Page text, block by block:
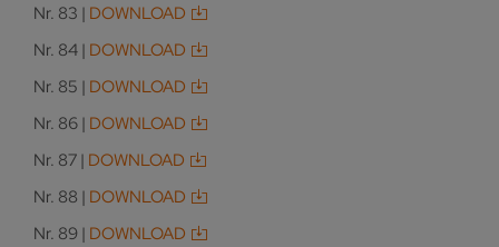
Nr. 83 | DOWNLOAD
Nr. 84 | DOWNLOAD
Nr. 85 | DOWNLOAD
Nr. 86 | DOWNLOAD
Nr. 87 | DOWNLOAD
Nr. 88 | DOWNLOAD
Nr. 89 | DOWNLOAD